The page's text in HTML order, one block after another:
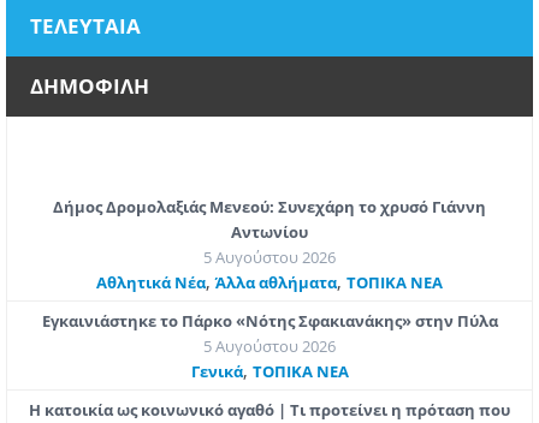
ΤΕΛΕΥΤΑΙΑ
ΔΗΜΟΦΙΛΗ
Δήμος Δρομολαξιάς Μενεού: Συνεχάρη το χρυσό Γιάννη
Αντωνίου
5 Αυγούστου 2026
Αθλητικά Νέα,Άλλα αθλήματα, ΤΟΠΙΚΑ ΝΕΑ
Εγκαινιάστηκε το Πάρκο «Νότης Σφακιανάκης» στην Πύλα
5 Αυγούστου 2026
Γενικά, ΤΟΠΙΚΑ ΝΕΑ
Η κατοικία ως κοινωνικό αγαθό | Τι προτείνει η πρόταση που